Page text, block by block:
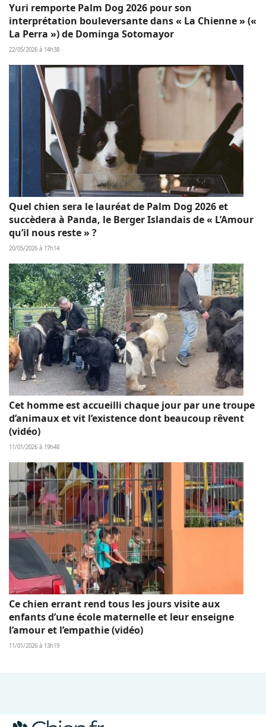
Yuri remporte Palm Dog 2026 pour son
interprétation bouleversante dans « La Chienne » («
La Perra ») de Dominga Sotomayor
22/05/2026 à 14h38
Quel chien sera le lauréat de Palm Dog 2026 et
succèdera à Panda, le Berger Islandais de « L’Amour
qu’il nous reste » ?
20/05/2026 à 17h14
Cet homme est accueilli chaque jour par une troupe
d’animaux et vit l’existence dont beaucoup rêvent
(vidéo)
11/01/2026 à 19h48
Ce chien errant rend tous les jours visite aux
enfants d’une école maternelle et leur enseigne
l’amour et l’empathie (vidéo)
11/01/2026 à 13h19